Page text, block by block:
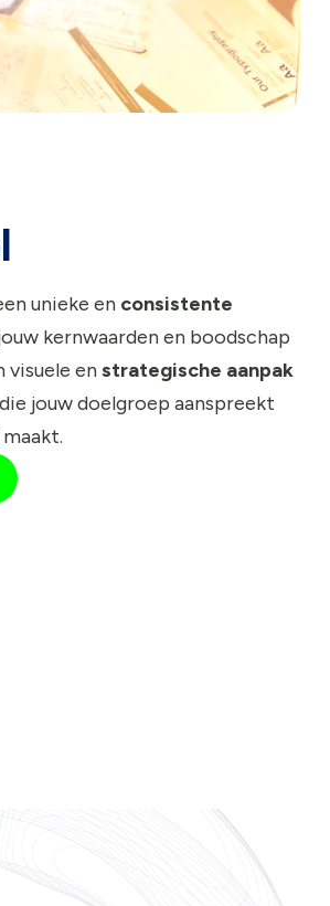
unieke en consistente
kernwaarden en boodschap
enstrategische aanpak
jouw doelgroep aanspreekt